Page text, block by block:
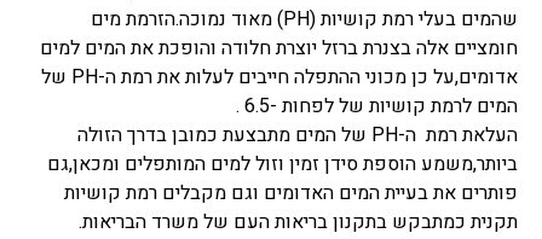
שהמים בעלי רמת קושיות (PH) מאוד נמוכה.הזרמת מים
חומציים אלה בצנרת ברזל יוצרת חלודה והופכת את המים למים
אדומים,על כן מכוני ההתפלה חייבים לעלות את רמת ה-PH של
המים לרמת קושיות של לפחות -6.5 .
העלאת רמת ה-PH של המים מתבצעת כמובן בדרך הזולה
ביותר,משמע הוספת סידן זמין וזול למים המותפלים ומכאן,גם
פותרים את בעיית המים האדומים וגם מקבלים רמת קושיות
תקנית כמתבקש בתקנון בריאות העם של משרד הבריאות.